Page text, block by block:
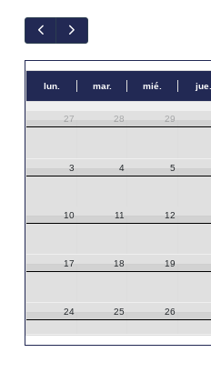
lun. mar. mié. jue.
27 28 29
3 4 5
10 11 12
17 18 19
24 25 26